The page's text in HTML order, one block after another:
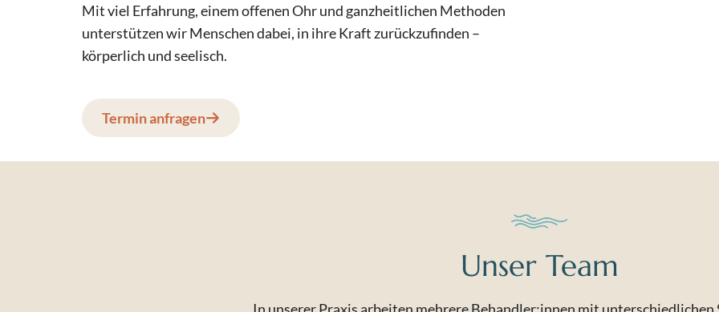
Mit viel Erfahrung, einem offenen Ohr und ganzheitlichen Methoden
unterstützen wir Menschen dabei, in ihre Kraft zurückzufinden –
körperlich und seelisch.
Termin anfragen
Unser Team